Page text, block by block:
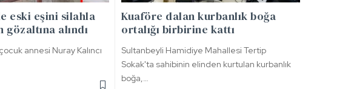
eski eşini silahla
alındı
annesi Nuray Kalıncı
Kuaföre dalan kurbanlık boğa
ortalığı birbirine kattı
Sultanbeyli Hamidiye Mahallesi Tertip
Sokak'ta sahibinin elinden kurtulan kurbanlık
boğa,…